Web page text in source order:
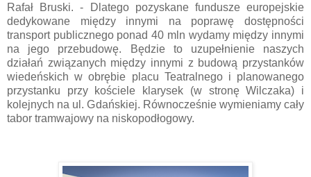
Rafał Bruski. - Dlatego pozyskane fundusze europejskie
dedykowane między innymi na poprawę dostępności
transport publicznego ponad 40 mln wydamy między innymi
na jego przebudowę. Będzie to uzupełnienie naszych
działań związanych między innymi z budową przystanków
wiedeńskich w obrębie placu Teatralnego i planowanego
przystanku przy kościele klarysek (w stronę Wilczaka) i
kolejnych na ul. Gdańskiej. Równocześnie wymieniamy cały
tabor tramwajowy na niskopodłogowy.